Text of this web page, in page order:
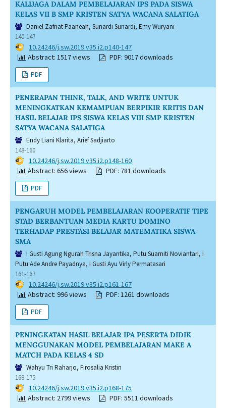
KALIJAGA DALAM PEMBELAJARAN IPS PADA SISWA
KELAS VII B SMP KRISTEN SATYA WACANA SALATIGA
Daniel Zafnat Paaneah, Sunardi Sunardi, Emy Wuryani
140-147
DOI: 10.24246/j.sw.2019.v35.i2.p140-147
Abstract: 1517 views
PDF: 9017 downloads
PDF
PENERAPAN THINK, TALK, AND WRITE UNTUK
MENINGKATKAN KEMAMPUAN BERPIKIR KRITIS DAN
HASIL BELAJAR IPS SISWA KELAS VIII SMP KRISTEN
SATYA WACANA SALATIGA
Endy Liani Klarita, Arief Sadjiarto
148-160
DOI: 10.24246/j.sw.2019.v35.i2.p148-160
Abstract: 656 views
PDF: 781 downloads
PDF
PENGARUH MODEL PEMBELAJARAN KOOPERATIF TIPE
STAD BERBANTUAN MEDIA KARTU DOMINO
TERHADAP PRESTASI BELAJAR MATEMATIKA SISWA
SMA
I Gusti Agung Ngurah Trisna Jayantika, Putu Suarniti Noviantari, I
Putu Ade Andre Payadnya, I Gusti Ayu Virly Permatasari
161-167
DOI: 10.24246/j.sw.2019.v35.i2.p161-167
Abstract: 996 views
PDF: 1261 downloads
PDF
PENINGKATAN HASIL BELAJAR IPA PESERTA DIDIK
MENGGUNAKAN MODEL PEMBELAJARAN MAKE A
MATCH PADA KELAS 4 SD
Wahyu Tri Raharjo, Firosalia Kristin
168-175
DOI: 10.24246/j.sw.2019.v35.i2.p168-175
Abstract: 2799 views
PDF: 5511 downloads